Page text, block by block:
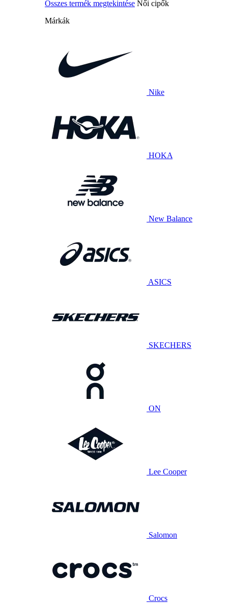
Összes termék megtekintése Női cipők
Márkák
Nike
HOKA
New Balance
ASICS
SKECHERS
ON
Lee Cooper
Salomon
Crocs